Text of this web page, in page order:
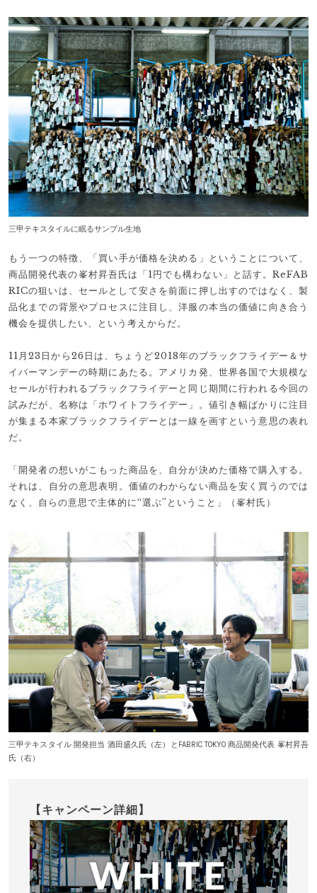
三甲テキスタイルに眠るサンプル生地
もう一つの特徴、「買い手が価格を決める」ということについて、
商品開発代表の峯村昇吾氏は「1円でも構わない」と話す。ReFAB
RICの狙いは、セールとして安さを前面に押し出すのではなく、製
品化までの背景やプロセスに注目し、洋服の本当の価値に向き合う
機会を提供したい、という考えからだ。
11月23日から26日は、ちょうど2018年のブラックフライデー＆サ
イバーマンデーの時期にあたる。アメリカ発、世界各国で大規模な
セールが行われるブラックフライデーと同じ期間に行われる今回の
試みだが、名称は「ホワイトフライデー」。値引き幅ばかりに注目
が集まる本家ブラックフライデーとは一線を画すという意思の表れ
だ。
「開発者の想いがこもった商品を、自分が決めた価格で購入する。
それは、自分の意思表明。価値のわからない商品を安く買うのでは
なく、自らの意思で主体的に“選ぶ”ということ」（峯村氏）
三甲テキスタイル 開発担当 酒田盛久氏（左）とFABRIC TOKYO 商品開発代表 峯村昇吾
氏（右）
【キャンペーン詳細】